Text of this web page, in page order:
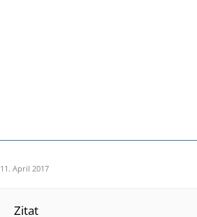
11. April 2017
Zitat